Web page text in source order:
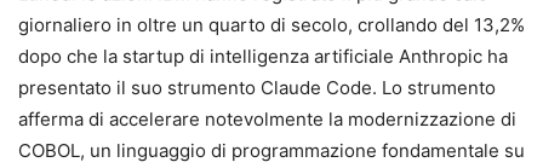
giornaliero in oltre un quarto di secolo, crollando del 13,2%
dopo che la startup di intelligenza artificiale Anthropic ha
presentato il suo strumento Claude Code. Lo strumento
afferma di accelerare notevolmente la modernizzazione di
COBOL, un linguaggio di programmazione fondamentale su